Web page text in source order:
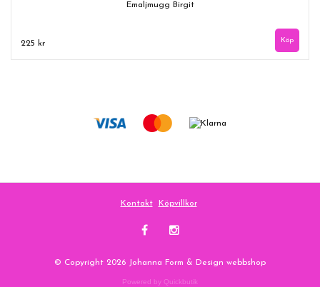
Emaljmugg Birgit
225 kr
Kontakt Köpvillkor
© Copyright 2026 Johanna Form & Design webbshop
Powered by Quickbutik